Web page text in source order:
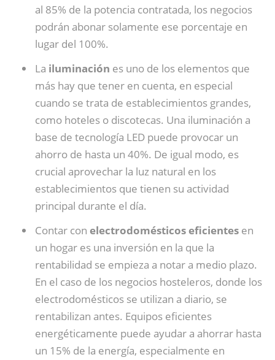
al 85% de la potencia contratada, los negocios
podrán abonar solamente ese porcentaje en
lugar del 100%.
La iluminación es uno de los elementos que
más hay que tener en cuenta, en especial
cuando se trata de establecimientos grandes,
como hoteles o discotecas. Una iluminación a
base de tecnología LED puede provocar un
ahorro de hasta un 40%. De igual modo, es
crucial aprovechar la luz natural en los
establecimientos que tienen su actividad
principal durante el día.
Contar con electrodomésticos eficientes en
un hogar es una inversión en la que la
rentabilidad se empieza a notar a medio plazo.
En el caso de los negocios hosteleros, donde los
electrodomésticos se utilizan a diario, se
rentabilizan antes. Equipos eficientes
energéticamente puede ayudar a ahorrar hasta
un 15% de la energía, especialmente en